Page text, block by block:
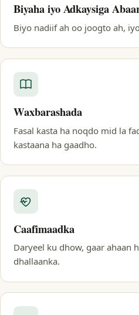
Biyaha iyo Adkaysiga
Biyo nadiif ah oo joogto ah,
Waxbarashada
Fasal kasta ha noqdo mid la
kastaana ha gaadho.
Caafimaadka
Daryeel ku dhow, gaar ahaan
dhallaanka.